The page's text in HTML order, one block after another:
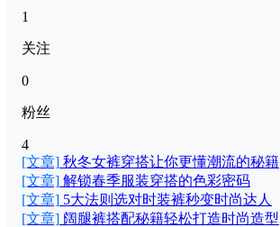
1
关注
0
粉丝
4
[文章] 秋冬女裤穿搭让你更懂潮流的秘籍
[文章] 解锁春季服装穿搭的色彩密码
[文章] 5大法则选对时装裤秒变时尚达人
[文章] 阔腿裤搭配秘籍轻松打造时尚造型